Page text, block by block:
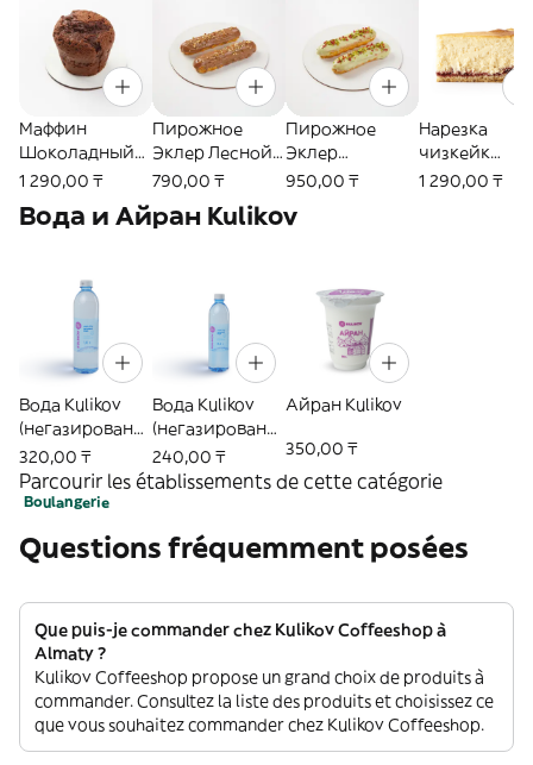
Маффин
Шоколадный
(1шт)
1 290,00 ₸
Пирожное
Эклер Лесной
орех (40г)
790,00 ₸
Пирожное
Эклер
фисташковый
950,00 ₸
Нарезка
чизкейк
Домашний с
1 290,00 ₸
Вода и Айран Kulikov
Вода Kulikov
(негазированн
ая) (1л)
320,00 ₸
Вода Kulikov
(негазированн
ая) (0.5л)
240,00 ₸
Айран Kulikov
350,00 ₸
Parcourir les établissements de cette catégorie
Boulangerie
Questions fréquemment posées
Que puis-je commander chez Kulikov Coffeeshop à
Almaty ?
Kulikov Coffeeshop propose un grand choix de produits à
commander. Consultez la liste des produits et choisissez ce
que vous souhaitez commander chez Kulikov Coffeeshop.